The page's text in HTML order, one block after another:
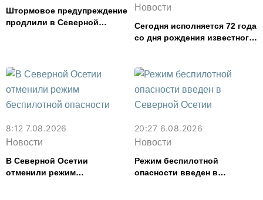
Штормовое предупреждение
продлили в Северной
Новости
Сегодня исполняется 72 года
со дня рождения известного
8:12 7.08.2026
Новости
В Северной Осетии
отменили режим
20:27 6.08.2026
Новости
Режим беспилотной
опасности введен в